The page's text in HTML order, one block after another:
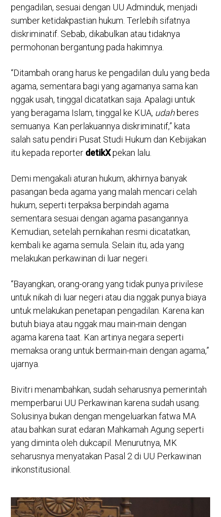
pengadilan, sesuai dengan UU Adminduk, menjadi
sumber ketidakpastian hukum. Terlebih sifatnya
diskriminatif. Sebab, dikabulkan atau tidaknya
permohonan bergantung pada hakimnya.
“Ditambah orang harus ke pengadilan dulu yang beda
agama, sementara bagi yang agamanya sama kan
nggak usah, tinggal dicatatkan saja. Apalagi untuk
yang beragama Islam, tinggal ke KUA, udahberes
semuanya. Kan perlakuannya diskriminatif,” kata
salah satu pendiri Pusat Studi Hukum dan Kebijakan
itu kepada reporter detikXpekan lalu.
Demi mengakali aturan hukum, akhirnya banyak
pasangan beda agama yang malah mencari celah
hukum, seperti terpaksa berpindah agama
sementara sesuai dengan agama pasangannya.
Kemudian, setelah pernikahan resmi dicatatkan,
kembali ke agama semula. Selain itu, ada yang
melakukan perkawinan di luar negeri.
“Bayangkan, orang-orang yang tidak punya privilese
untuk nikah di luar negeri atau dia nggak punya biaya
untuk melakukan penetapan pengadilan. Karena kan
butuh biaya atau nggak mau main-main dengan
agama karena taat. Kan artinya negara seperti
memaksa orang untuk bermain-main dengan agama,”
ujarnya.
Bivitri menambahkan, sudah seharusnya pemerintah
memperbarui UU Perkawinan karena sudah usang.
Solusinya bukan dengan mengeluarkan fatwa MA
atau bahkan surat edaran Mahkamah Agung seperti
yang diminta oleh dukcapil. Menurutnya, MK
seharusnya menyatakan Pasal 2 di UU Perkawinan
inkonstitusional.